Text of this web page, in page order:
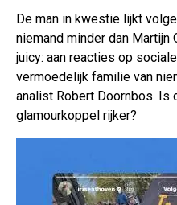
De man in kwestie lijkt
niemand minder dan Martijn
juicy: aan reacties op
vermoedelijk familie van
analist Robert Doornbos. Is
glamourkoppel rijker?